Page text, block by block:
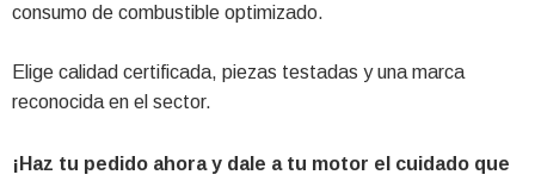
consumo de combustible optimizado.
Elige calidad certificada, piezas testadas y una marca
reconocida en el sector.
¡Haz tu pedido ahora y dale a tu motor el cuidado que